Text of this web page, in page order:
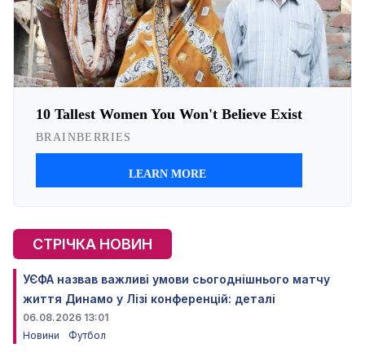
СТРІЧКА НОВИН
УЄФА назвав важливі умови сьогоднішнього матчу
життя Динамо у Лізі конференцій: деталі
06.08.2026 13:01
Новини
Футбол